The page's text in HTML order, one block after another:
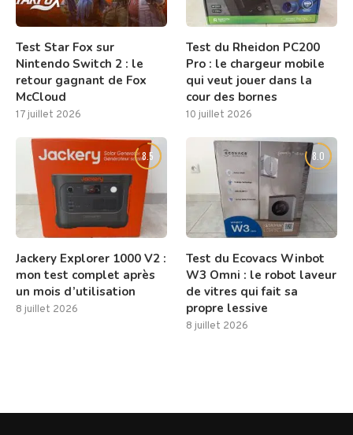
Test Star Fox sur
Nintendo Switch 2 : le
retour gagnant de Fox
McCloud
17 juillet 2026
Test du Rheidon PC200
Pro : le chargeur mobile
qui veut jouer dans la
cour des bornes
10 juillet 2026
8.5
Jackery Explorer 1000 V2 :
mon test complet après
un mois d’utilisation
8 juillet 2026
8.0
Test du Ecovacs Winbot
W3 Omni : le robot laveur
de vitres qui fait sa
propre lessive
8 juillet 2026